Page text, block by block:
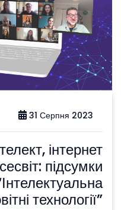
31 Серпня 2023
інтернет
підсумки
технології”